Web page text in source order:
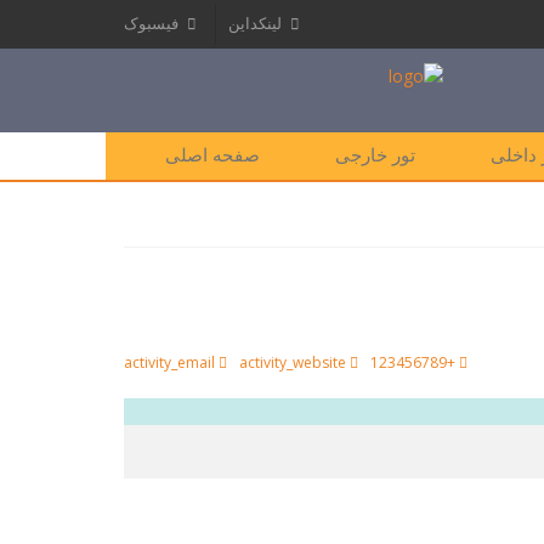
فیسبوک لینکداین
صفحه اصلی تور خارجی داخلی
+123456789